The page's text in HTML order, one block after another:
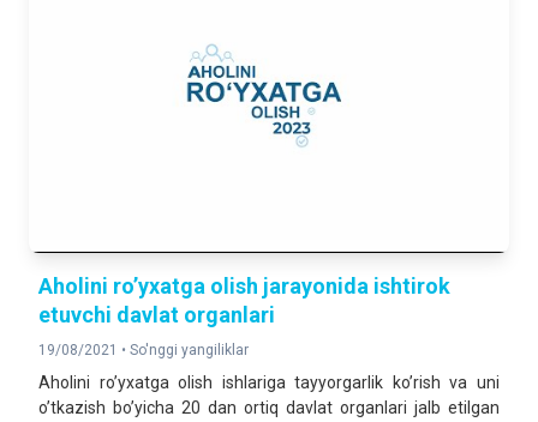
Аholini roʼyxatga olish jarayonida ishtirok
etuvchi davlat organlari
19/08/2021 • So'nggi yangiliklar
Аholini roʼyxatga olish ishlariga tayyorgarlik koʼrish va uni
oʼtkazish boʼyicha 20 dan ortiq davlat organlari jalb etilgan